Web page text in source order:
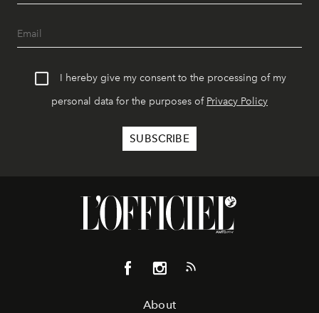
I hereby give my consent to the processing of my
personal data for the purposes of Privacy Policy
About